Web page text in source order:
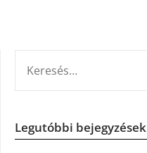
Legutóbbi bejegyzések